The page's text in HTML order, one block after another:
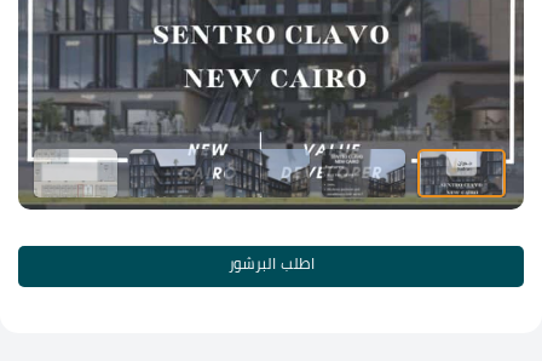
اطلب البرشور